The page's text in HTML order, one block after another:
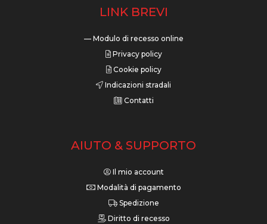
LINK BREVI
— Modulo di recesso online
Privacy policy
Cookie policy
Indicazioni stradali
Contatti
AIUTO & SUPPORTO
Il mio account
Modalità di pagamento
Spedizione
Diritto di recesso